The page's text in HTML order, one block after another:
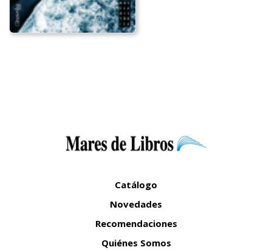
Catálogo
Novedades
Recomendaciones
Quiénes Somos